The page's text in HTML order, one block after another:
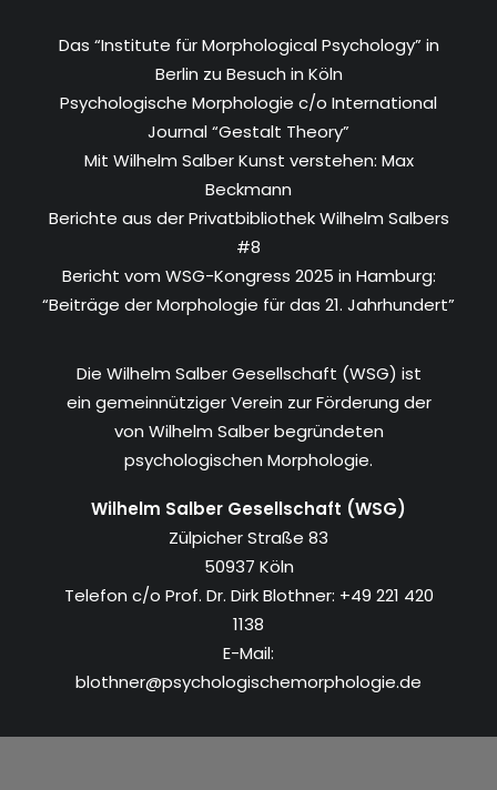
Das “Institute für Morphological Psychology” in
Berlin zu Besuch in Köln
Psychologische Morphologie c/o International
Journal “Gestalt Theory”
Mit Wilhelm Salber Kunst verstehen: Max
Beckmann
Berichte aus der Privatbibliothek Wilhelm Salbers
#8
Bericht vom WSG-Kongress 2025 in Hamburg:
“Beiträge der Morphologie für das 21. Jahrhundert”
Die Wilhelm Salber Gesellschaft (WSG) ist
ein gemeinnütziger Verein zur Förderung der
von Wilhelm Salber begründeten
psychologischen Morphologie.
Wilhelm Salber Gesellschaft (WSG)
Zülpicher Straße 83
50937 Köln
Telefon c/o Prof. Dr. Dirk Blothner: +49 221 420
1138
E-Mail:
blothner@psychologischemorphologie.de